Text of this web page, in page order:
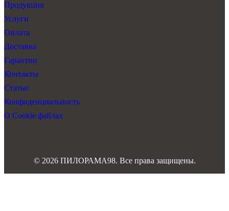
Продукция
Услуги
Оплата
Доставка
Гарантии
Контакты
Статьи
Конфиденциальность
О Cookie файлах
© 2026 ПИЛОРАМА98. Все права защищены.